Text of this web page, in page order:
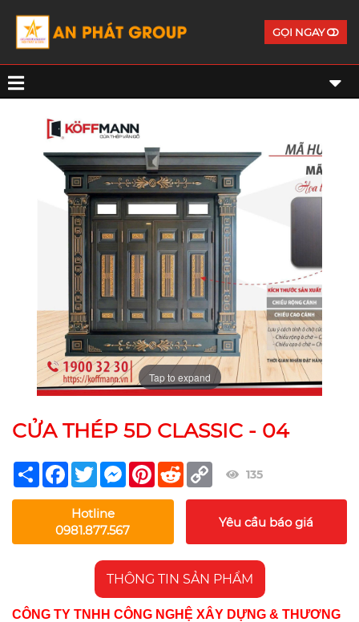
GỌI NGAY
Tap to expand
CỬA THÉP 5D CLASSIC - 04
Share Facebook
TwitterMessengerPinterest
Reddit Copy
Link
135
Hotline
0981.877.567
Yêu cầu báo giá
THÔNG TIN SẢN PHẨM
CÔNG TY TNHH CÔNG NGHỆ XÂY DỰNG & THƯƠNG